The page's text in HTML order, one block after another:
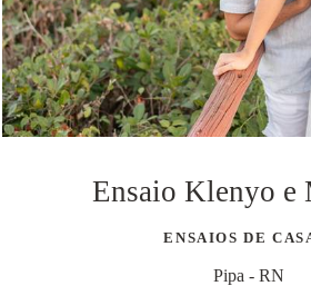
Ensaio Klenyo e
ENSAIOS DE
Pipa - RN